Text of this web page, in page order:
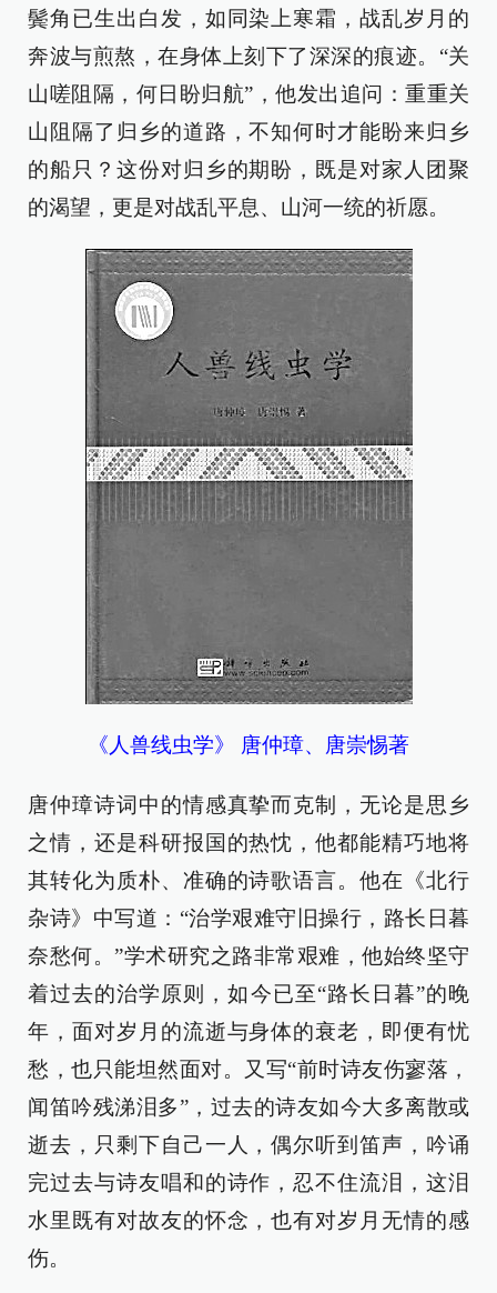
鬓角已生出白发，如同染上寒霜，战乱岁月的
奔波与煎熬，在身体上刻下了深深的痕迹。“关
山嗟阻隔，何日盼归航”，他发出追问：重重关
山阻隔了归乡的道路，不知何时才能盼来归乡
的船只？这份对归乡的期盼，既是对家人团聚
的渴望，更是对战乱平息、山河一统的祈愿。
《人兽线虫学》 唐仲璋、唐崇惕著
唐仲璋诗词中的情感真挚而克制，无论是思乡
之情，还是科研报国的热忱，他都能精巧地将
其转化为质朴、准确的诗歌语言。他在《北行
杂诗》中写道：“治学艰难守旧操行，路长日暮
奈愁何。”学术研究之路非常艰难，他始终坚守
着过去的治学原则，如今已至“路长日暮”的晚
年，面对岁月的流逝与身体的衰老，即便有忧
愁，也只能坦然面对。又写“前时诗友伤寥落，
闻笛吟残涕泪多”，过去的诗友如今大多离散或
逝去，只剩下自己一人，偶尔听到笛声，吟诵
完过去与诗友唱和的诗作，忍不住流泪，这泪
水里既有对故友的怀念，也有对岁月无情的感
伤。